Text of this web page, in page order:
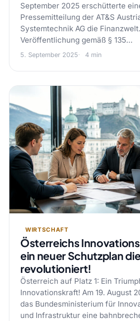
September 2025 erschütterte
Pressemitteilung der AT&S
Systemtechnik AG die
Veröffentlichung gemäß § 135…
5. September 2025 4 min
WIRTSCHAFT
Österreichs
ein neuer Schutzplan
revolutioniert!
Österreich auf Platz 1: Ein
Innovationskraft! Am 19. August
das Bundesministerium für
und Infrastruktur eine